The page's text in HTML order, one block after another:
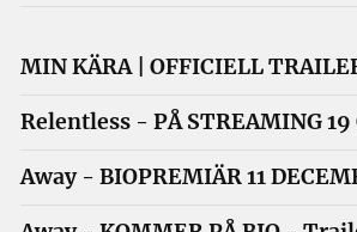
MIN KÄRA | OFFICIELL
Relentless - PÅ STREAMING
Away - BIOPREMIÄR 11